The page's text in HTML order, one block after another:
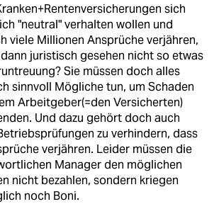
sich
"neutral" verhalten wollen und
viele Millionen Ansprüche verjähren,
juristisch gesehen nicht so etwas
Sie müssen doch alles
sinnvoll Mögliche tun, um Schaden
Arbeitgeber(=den Versicherten)
Und dazu gehört doch auch
zu verhindern, dass
verjähren. Leider müssen die
Manager den möglichen
nicht bezahlen, sondern kriegen
noch Boni.